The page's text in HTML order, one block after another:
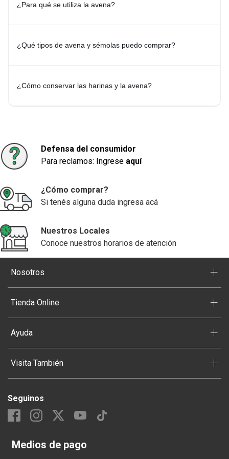
¿Cómo elegir la harina o la avena adecuada?
las sémolas son opciones ideales para sumar textura y variedad a
¿Para qué se utiliza la avena?
¿Qué tipos de avena y sémolas puedo comprar?
¿Cómo conservar las harinas y la avena?
Defensa del consumidor
Para reclamos: Ingrese aquí
¿Cómo comprar?
Si tenés alguna duda ingresa acá
Nuestros Locales
Conoce nuestros horarios de atención
Nosotros +
Tienda Online +
Ayuda +
Visita También +
Seguinos
Medios de pago